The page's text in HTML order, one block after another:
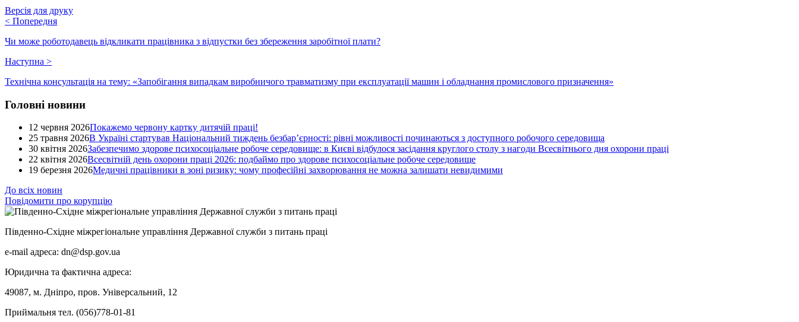
Версія для друку
< Попередня
Чи може роботодавець відкликати працівника з відпустки без збереження заробітної плати?
Наступна >
Технічна консультація на тему: «Запобігання випадкам виробничого травматизму при експлуатації машин і обладнання промислового призначення»
Головні новини
12 червня 2026Покажемо червону картку дитячій праці!
25 травня 2026В Україні стартував Національний тиждень безбар’єрності: рівні можливості починаються з доступного робочого середовища
30 квітня 2026Забезпечимо здорове психосоціальне робоче середовище: в Києві відбулося засідання круглого столу з нагоди Всесвітнього дня охорони праці
22 квітня 2026Всесвітній день охорони праці 2026: подбаймо про здорове психосоціальне робоче середовище
19 березня 2026Медичні працівники в зоні ризику: чому професійні захворювання не можна залишати невидимими
До всіх новин
Повідомити про корупцію
Південно-Східне міжрегіональне управління Державної служби з питань праці
e-mail адреса: dn@dsp.gov.ua
Юридична та фактична адреса:
49087, м. Дніпро, пров. Універсальний, 12
Приймальня тел. (056)778-01-81